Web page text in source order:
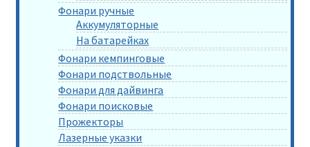
Фонари ручные
Аккумуляторные
На батарейках
Фонари кемпинговые
Фонари подствольные
Фонари для дайвинга
Фонари поисковые
Прожекторы
Лазерные указки